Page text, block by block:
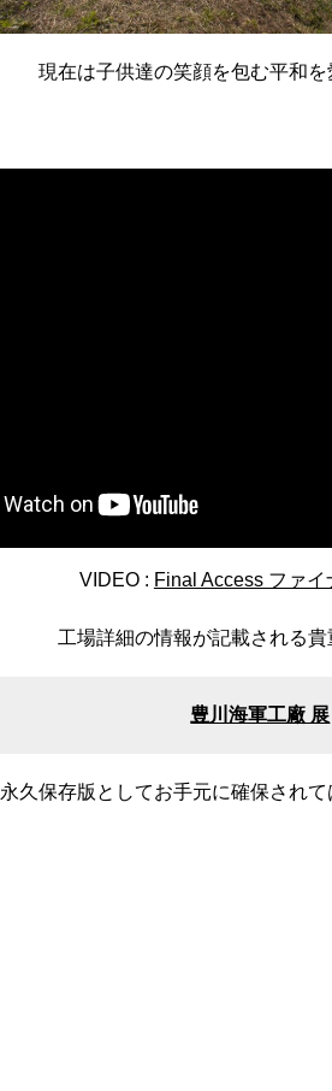
北海道・東北地方
北海道
青森県 岩手県 宮
福岡県
佐賀県 長崎県 熊
現在は子供達の笑顔を包む平和を
VIDEO : Final Access ファイ
工場詳細の情報が記載される貴
豊川海軍工廠 展
永久保存版としてお手元に確保され